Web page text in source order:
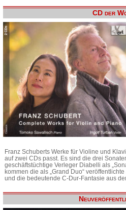
CD der
Franz Schuberts Werke für Violine und
auf zwei CDs passt. Es sind die drei
geschäftstüchtige Verleger Diabelli als
kommen die als „Grand Duo“
und die bedeutende C-Dur-Fantasie aus